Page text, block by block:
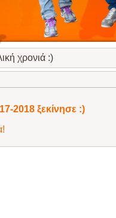
χρονιά :)
2018 ξεκίνησε :)